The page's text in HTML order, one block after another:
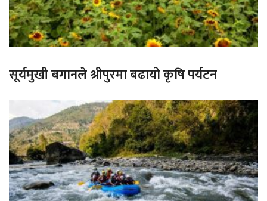
सूर्यमुखी बगानले श्रीपुरमा बढायो कृषि पर्यटन